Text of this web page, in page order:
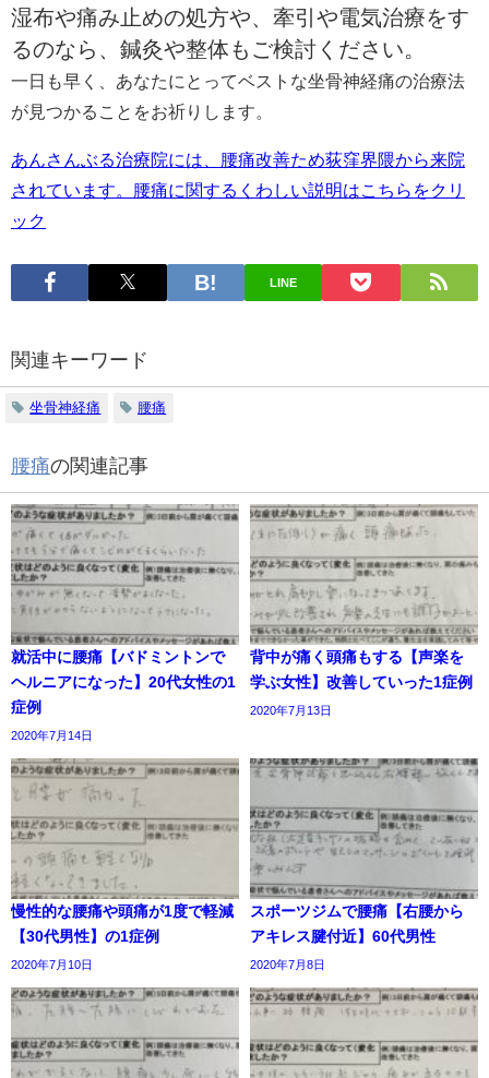
湿布や痛み止めの処方や、牽引や電気治療をす
るのなら、鍼灸や整体もご検討ください。
一日も早く、あなたにとってベストな坐骨神経痛の治療法
が見つかることをお祈りします。
あんさんぶる治療院には、腰痛改善ため荻窪界隈から来院
されています。腰痛に関するくわしい説明はこちらをクリ
ック
LINE
関連キーワード
坐骨神経痛 腰痛
腰痛の関連記事
就活中に腰痛【バドミントンで
ヘルニアになった】20代女性の1
症例
2020年7月14日
背中が痛く頭痛もする【声楽を
学ぶ女性】改善していった1症例
2020年7月13日
慢性的な腰痛や頭痛が1度で軽減
【30代男性】の1症例
2020年7月10日
スポーツジムで腰痛【右腰から
アキレス腱付近】60代男性
2020年7月8日